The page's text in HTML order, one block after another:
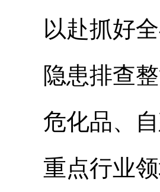
以赴抓好
隐患排查
危化品、
重点行业